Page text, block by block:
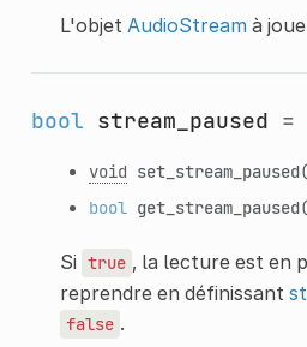
L'objet AudioStreamà
bool stream_paused =
void set_stream_paused
bool get_stream_paused
Si true , la lecture est en
reprendre en définissant
false .